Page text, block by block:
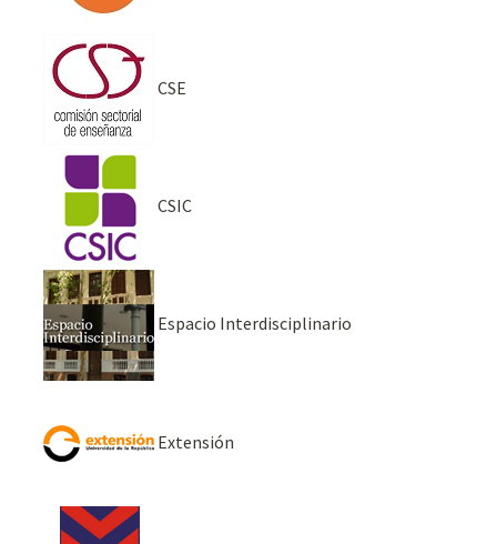
CSE
CSIC
Espacio Interdisciplinario
Extensión